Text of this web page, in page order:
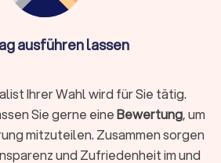
wie DATEV
Die Qualifikation ist essentiell –
muss von der
beide Varianten übersichtlich
selbst entscheiden können, was
ausführen lassen
Ihrer Wahl wird für Sie tätig.
Sie gerne eineBewertung, um
mitzuteilen. Zusammen sorgen
und Zufriedenheit im und